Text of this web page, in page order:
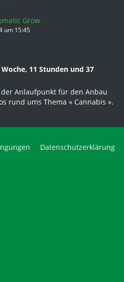
Grow
um 15:45
11 Stunden und 37
Anlaufpunkt für den Anbau
rund ums Thema « Cannabis ».
Datenschutzerklärung